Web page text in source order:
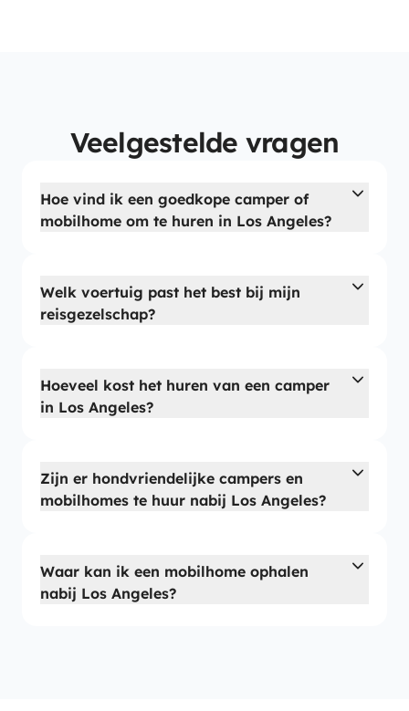
Veelgestelde vragen
Hoe vind ik een goedkope camper of
mobilhome om te huren in Los Angeles?
Welk voertuig past het best bij mijn
reisgezelschap?
Hoeveel kost het huren van een camper
in Los Angeles?
Zijn er hondvriendelijke campers en
mobilhomes te huur nabij Los Angeles?
Waar kan ik een mobilhome ophalen
nabij Los Angeles?